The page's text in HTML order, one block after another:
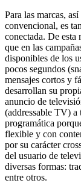
Para las marcas,
convencional, es
conectada. De esta
que en las
disponibles de los
pocos segundos
mensajes cortos y
desarrollan su
anuncio de
(addressable TV)
programática
flexible y con
por su carácter
del usuario de
diversas formas:
entre otros.